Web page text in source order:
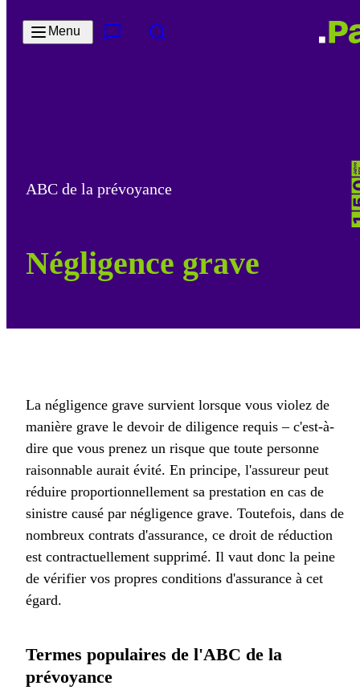
Menu
ABC de la prévoyance
Négligence grave
La négligence grave survient lorsque vous violez de
manière grave le devoir de diligence requis – c'est-à-
dire que vous prenez un risque que toute personne
raisonnable aurait évité. En principe, l'assureur peut
réduire proportionnellement sa prestation en cas de
sinistre causé par négligence grave. Toutefois, dans de
nombreux contrats d'assurance, ce droit de réduction
est contractuellement supprimé. Il vaut donc la peine
de vérifier vos propres conditions d'assurance à cet
égard.
Termes populaires de l'ABC de la
prévoyance